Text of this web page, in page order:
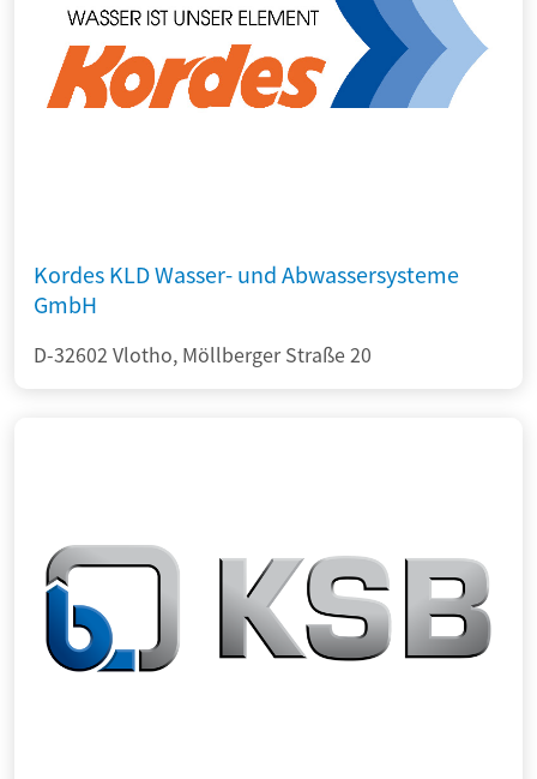
Kordes KLD Wasser- und Abwassersysteme
GmbH
D-32602 Vlotho, Möllberger Straße 20